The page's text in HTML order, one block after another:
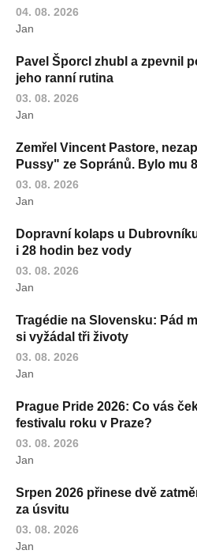
04. 08. 2026
Jan
Pavel Šporcl zhubl a zpevnil
jeho ranní rutina
03. 08. 2026
Jan
Zemřel Vincent Pastore,
Pussy" ze Sopránů. Bylo mu
03. 08. 2026
Jan
Dopravní kolaps u
i 28 hodin bez vody
03. 08. 2026
Jan
Tragédie na Slovensku: Pád
si vyžádal tři životy
03. 08. 2026
Jan
Prague Pride 2026: Co vás
festivalu roku v Praze?
03. 08. 2026
Jan
Srpen 2026 přinese dvě
za úsvitu
03. 08. 2026
Jan